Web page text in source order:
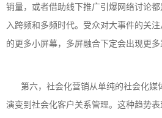
销量，或者借助线下推广引爆网络讨论
入跨频和多频时代。受众对大事件的关
的更多小屏幕，多屏融合下定会出现更多
第六，社会化营销从单纯的社会化媒
演变到社会化客户关系管理。这种趋势